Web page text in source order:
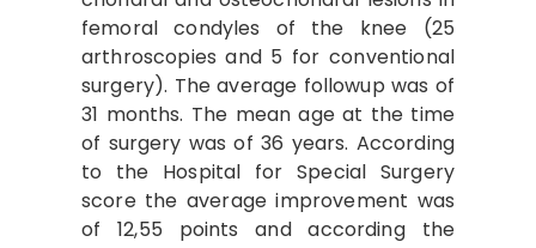
femoral condyles of the knee (25
arthroscopies and 5 for conventional
surgery). The average followup was of
31 months. The mean age at the time
of surgery was of 36 years. According
to the Hospital for Special Surgery
score the average improvement was
of 12,55 points and according the